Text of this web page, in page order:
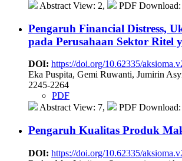
Abstract View: 2,
PDF Download:
Pengaruh Financial Distress,
pada Perusahaan Sektor Ritel
DOI: https://doi.org/10.62335/
Eka Puspita, Gemi Ruwanti, Jumirin
2245-2264
PDF
Abstract View: 7,
PDF
Pengaruh Kualitas Produk
DOI: https://doi.org/10.62335/